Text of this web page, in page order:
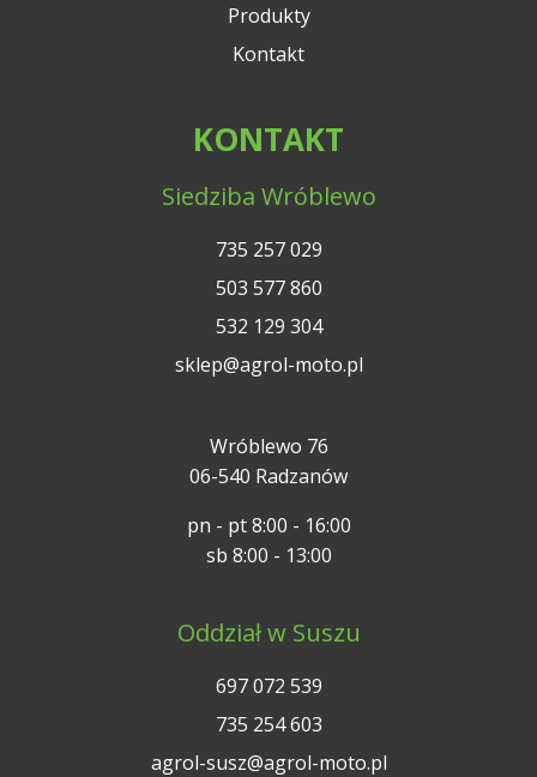
Produkty
Kontakt
KONTAKT
Siedziba Wróblewo
735 257 029
503 577 860
532 129 304
sklep@agrol-moto.pl
Wróblewo 76
06-540 Radzanów
pn - pt 8:00 - 16:00
sb 8:00 - 13:00
Oddział w Suszu
697 072 539
735 254 603
agrol-susz@agrol-moto.pl